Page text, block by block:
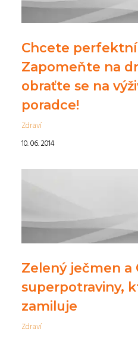
Chcete
Zapomeňte na
obraťte se na
poradce!
Zdraví
10. 06. 2014
Zelený ječmen a
superpotraviny,
zamiluje
Zdraví